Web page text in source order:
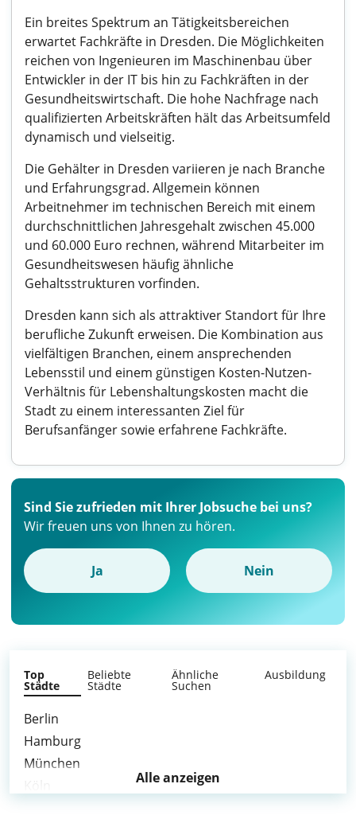
Ein breites Spektrum an Tätigkeitsbereichen
erwartet Fachkräfte in Dresden. Die Möglichkeiten
reichen von Ingenieuren im Maschinenbau über
Entwickler in der IT bis hin zu Fachkräften in der
Gesundheitswirtschaft. Die hohe Nachfrage nach
qualifizierten Arbeitskräften hält das Arbeitsumfeld
dynamisch und vielseitig.
Die Gehälter in Dresden variieren je nach Branche
und Erfahrungsgrad. Allgemein können
Arbeitnehmer im technischen Bereich mit einem
durchschnittlichen Jahresgehalt zwischen 45.000
und 60.000 Euro rechnen, während Mitarbeiter im
Gesundheitswesen häufig ähnliche
Gehaltsstrukturen vorfinden.
Dresden kann sich als attraktiver Standort für Ihre
berufliche Zukunft erweisen. Die Kombination aus
vielfältigen Branchen, einem ansprechenden
Lebensstil und einem günstigen Kosten-Nutzen-
Verhältnis für Lebenshaltungskosten macht die
Stadt zu einem interessanten Ziel für
Berufsanfänger sowie erfahrene Fachkräfte.
Sind Sie zufrieden mit Ihrer Jobsuche bei uns?
Wir freuen uns von Ihnen zu hören.
Ja Nein
Top
Städte
Beliebte
Städte
Ähnliche
Suchen
Ausbildung
Berlin
Hamburg
München
Alle anzeigen